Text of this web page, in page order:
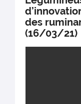
des
(16/03/21)